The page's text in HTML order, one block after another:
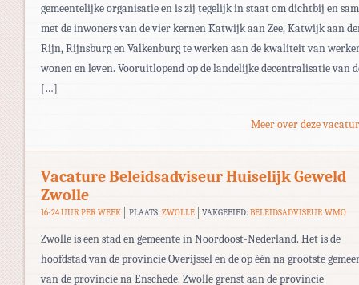
gemeentelijke organisatie en is zij tegelijk in staat om dichtbij en
met de inwoners van de vier kernen Katwijk aan Zee, Katwijk aan
Rijn, Rijnsburg en Valkenburg te werken aan de kwaliteit van
wonen en leven. Vooruitlopend op de landelijke decentralisatie van
[…]
Meer over deze
Vacature Beleidsadviseur Huiselijk Geweld
Zwolle
16-24 UUR PER WEEK PLAATS: ZWOLLE VAKGEBIED:BELEIDSADVISEUR WMO
Zwolle is een stad en gemeente in Noordoost-Nederland. Het is de
hoofdstad van de provincie Overijssel en de op één na grootste
van de provincie na Enschede. Zwolle grenst aan de provincie